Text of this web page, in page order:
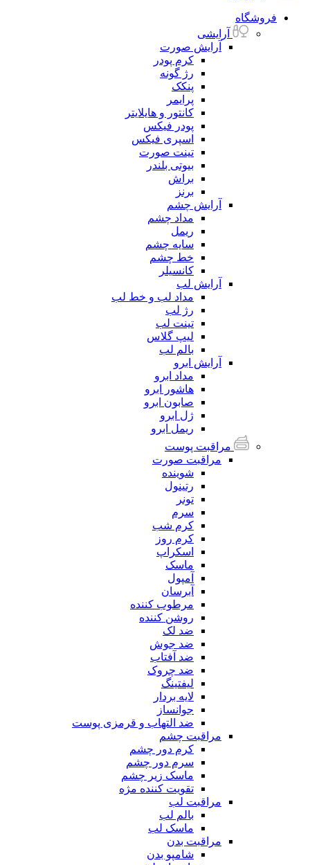
فروشگاه
آرایشی
آرایش صورت
کرم پودر
رژ گونه
پنکک
پرایمر
کانتور و هایلایتر
پودر فیکس
اسپری فیکس
تینت صورت
بیوتی بلندر
براش
برنز
آرایش چشم
مداد چشم
ریمل
سایه چشم
خط چشم
کانسیلر
آرایش لب
مداد لب و خط لب
رژ لب
تینت لب
لیپ گلاس
بالم لب
آرایش ابرو
مداد ابرو
هاشور ابرو
صابون ابرو
ژل ابرو
ریمل ابرو
مراقبت پوست
مراقبت صورت
شوینده
رتینول
تونر
سرم
کرم شب
کرم روز
اسکراپ
ماسک
آمپول
آبرسان
مرطوب کننده
روشن کننده
ضد لک
ضد جوش
ضد آفتاب
ضد چروک
لیفتینگ
لایه بردار
جوانساز
ضد التهاب و قرمزی پوست
مراقبت چشم
کرم دور چشم
سرم دور چشم
ماسک زیر چشم
تقویت کننده مژه
مراقبت لب
بالم لب
ماسک لب
مراقبت بدن
شامپو بدن